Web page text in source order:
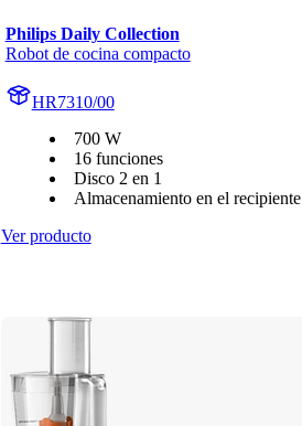
Philips Daily Collection
Robot de cocina compacto
HR7310/00
700 W
16 funciones
Disco 2 en 1
Almacenamiento en el recipiente
Ver producto